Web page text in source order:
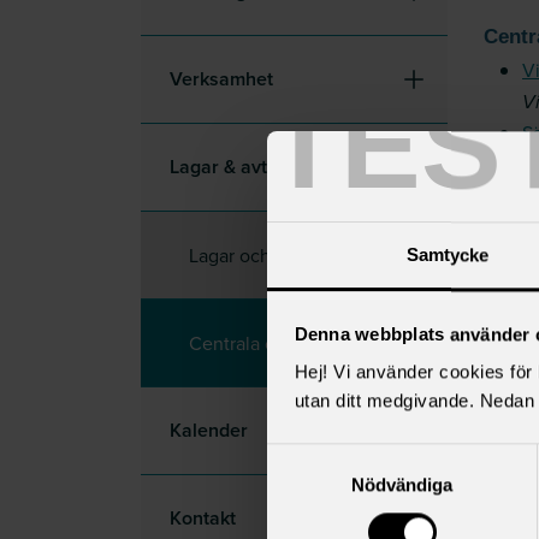
Samtycke
Denna webbplats använder
Hej! Vi använder cookies
utan ditt medgivande.
Nödvändiga
Verksamhet
Lagar & avtal
Lagar och förordningar
Centrala och lokala avtal
Kalender
Kontakt